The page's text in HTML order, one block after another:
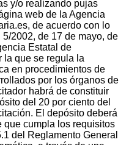
y/o realizando pujas
web de la Agencia
de acuerdo con lo
2002, de 17 de mayo, de
Estatal de
la que se regula la
en procedimientos de
por los órganos de
habrá de constituir
del 20 por ciento del
El depósito deberá
que cumpla los requisitos
del Reglamento General